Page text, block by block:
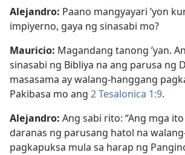
Alejandro: Paano mangyayari ’yon
impiyerno, gaya ng sinasabi mo?
Mauricio: Magandang tanong ’yan.
sinasabi ng Bibliya na ang parusa ng
masasama ay walang-hanggang
Pakibasa mo ang 2 Tesalonica 1:9.
Alejandro: Ang sabi rito: “Ang mga
daranas ng parusang hatol na
pagkapuksa mula sa harap ng